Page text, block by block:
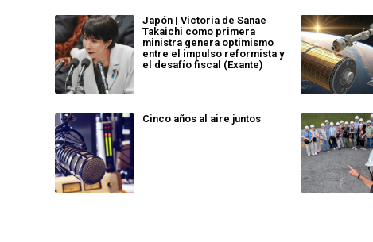
Japón | Victoria de Sanae
Takaichi como primera
ministra genera optimismo
entre el impulso reformista y
el desafío fiscal (Exante)
Cinco años al aire juntos